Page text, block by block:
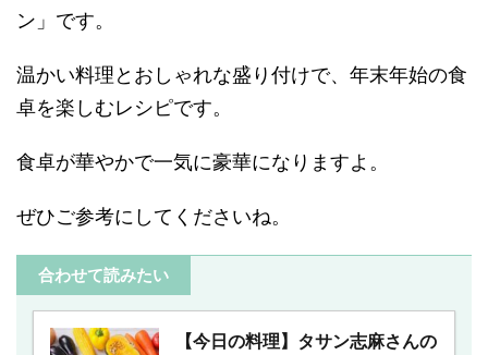
ン」です。
温かい料理とおしゃれな盛り付けで、年末年始の食
卓を楽しむレシピです。
食卓が華やかで一気に豪華になりますよ。
ぜひご参考にしてくださいね。
合わせて読みたい
【今日の料理】タサン志麻さんの